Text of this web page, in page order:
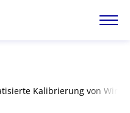
Kalibrierung von Wind